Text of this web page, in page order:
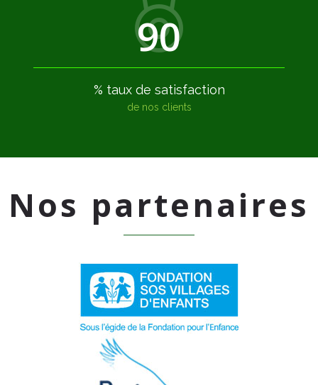
90
% taux de satisfaction
de nos clients
Nos partenaires